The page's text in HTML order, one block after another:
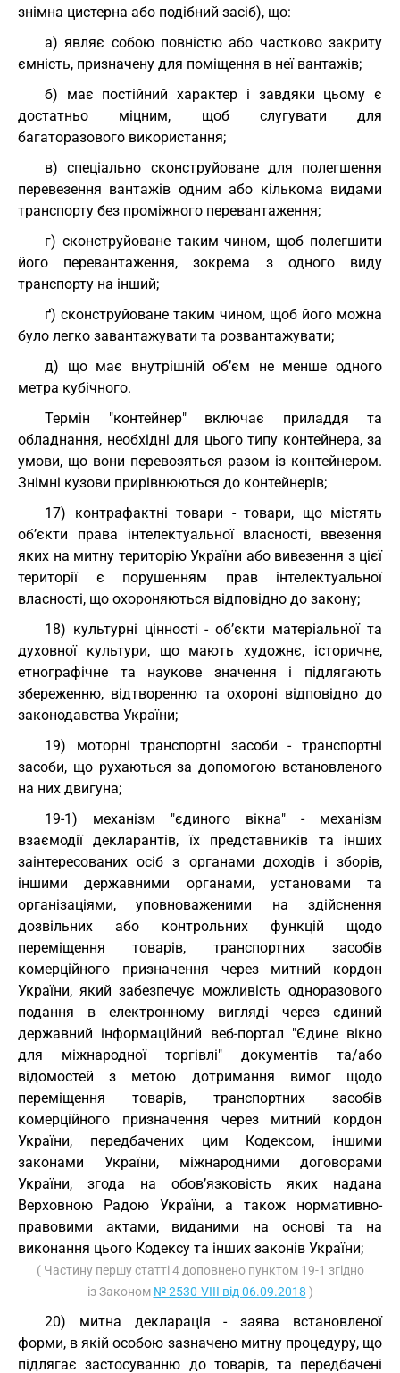
знімна цистерна або подібний засіб), що:
а) являє собою повністю або частково закриту
ємність, призначену для поміщення в неї вантажів;
б) має постійний характер і завдяки цьому є
достатньо міцним, щоб слугувати для
багаторазового використання;
в) спеціально сконструйоване для полегшення
перевезення вантажів одним або кількома видами
транспорту без проміжного перевантаження;
г) сконструйоване таким чином, щоб полегшити
його перевантаження, зокрема з одного виду
транспорту на інший;
ґ) сконструйоване таким чином, щоб його можна
було легко завантажувати та розвантажувати;
д) що має внутрішній об’єм не менше одного
метра кубічного.
Термін "контейнер" включає приладдя та
обладнання, необхідні для цього типу контейнера, за
умови, що вони перевозяться разом із контейнером.
Знімні кузови прирівнюються до контейнерів;
17) контрафактні товари - товари, що містять
об’єкти права інтелектуальної власності, ввезення
яких на митну територію України або вивезення з цієї
території є порушенням прав інтелектуальної
власності, що охороняються відповідно до закону;
18) культурні цінності - об’єкти матеріальної та
духовної культури, що мають художнє, історичне,
етнографічне та наукове значення і підлягають
збереженню, відтворенню та охороні відповідно до
законодавства України;
19) моторні транспортні засоби - транспортні
засоби, що рухаються за допомогою встановленого
на них двигуна;
19-1) механізм "єдиного вікна" - механізм
взаємодії декларантів, їх представників та інших
заінтересованих осіб з органами доходів і зборів,
іншими державними органами, установами та
організаціями, уповноваженими на здійснення
дозвільних або контрольних функцій щодо
переміщення товарів, транспортних засобів
комерційного призначення через митний кордон
України, який забезпечує можливість одноразового
подання в електронному вигляді через єдиний
державний інформаційний веб-портал "Єдине вікно
для міжнародної торгівлі" документів та/або
відомостей з метою дотримання вимог щодо
переміщення товарів, транспортних засобів
комерційного призначення через митний кордон
України, передбачених цим Кодексом, іншими
законами України, міжнародними договорами
України, згода на обов’язковість яких надана
Верховною Радою України, а також нормативно-
правовими актами, виданими на основі та на
виконання цього Кодексу та інших законів України;
( Частину першу статті 4 доповнено пунктом 19-1 згідно
із Законом № 2530-VIII від 06.09.2018 )
20) митна декларація - заява встановленої
форми, в якій особою зазначено митну процедуру, що
підлягає застосуванню до товарів, та передбачені